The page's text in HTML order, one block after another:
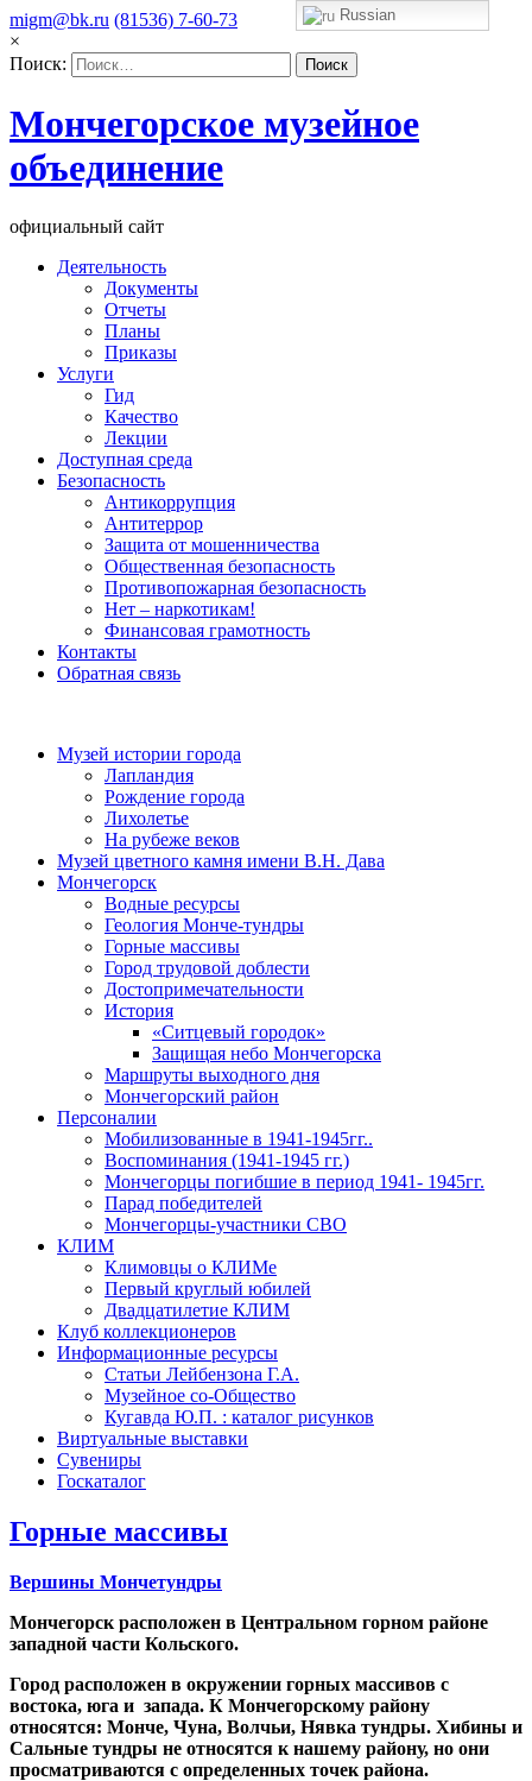
migm@bk.ru (81536) 7-60-73
×
Поиск:
Мончегорское музейное
объединение
официальный сайт
Деятельность
Документы
Отчеты
Планы
Приказы
Услуги
Гид
Качество
Лекции
Доступная среда
Безопасность
Антикоррупция
Антитеррор
Защита от мошенничества
Общественная безопасность
Противопожарная безопасность
Нет – наркотикам!
Финансовая грамотность
Контакты
Обратная связь
Музей истории города
Лапландия
Рождение города
Лихолетье
На рубеже веков
Музей цветного камня имени В.Н. Дава
Мончегорск
Водные ресурсы
Геология Монче-тундры
Горные массивы
Город трудовой доблести
Достопримечательности
История
«Ситцевый городок»
Защищая небо Мончегорска
Маршруты выходного дня
Мончегорский район
Персоналии
Мобилизованные в 1941-1945гг..
Воспоминания (1941-1945 гг.)
Мончегорцы погибшие в период 1941- 1945гг.
Парад победителей
Мончегорцы-участники СВО
КЛИМ
Климовцы о КЛИМе
Первый круглый юбилей
Двадцатилетие КЛИМ
Клуб коллекционеров
Информационные ресурсы
Статьи Лейбензона Г.А.
Музейное со-Общество
Кугавда Ю.П. : каталог рисунков
Виртуальные выставки
Сувениры
Госкаталог
Горные массивы
Вершины Мончетундры
Мончегорск расположен в Центральном горном районе
западной части Кольского.
Город расположен в окружении горных массивов с
востока, юга и запада. К Мончегорскому району
относятся: Монче, Чуна, Волчьи, Нявка тундры. Хибины и
Сальные тундры не относятся к нашему району, но они
просматриваются с определенных точек района.
Russian